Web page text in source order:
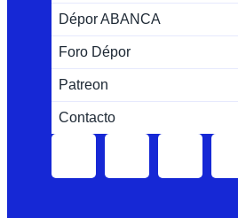
Dépor ABANCA
Foro Dépor
Patreon
Contacto